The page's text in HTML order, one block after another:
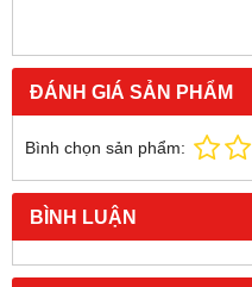
ĐÁNH GIÁ SẢN PHẨM
Bình chọn sản phẩm:
BÌNH LUẬN